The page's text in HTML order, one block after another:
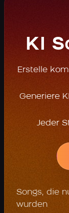
KI
Erstelle
Generiere
Jeder
Songs, die
wurden